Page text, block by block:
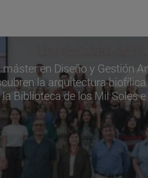
en Diseño y Gestión
la arquitectura
Biblioteca de los Mil Soles